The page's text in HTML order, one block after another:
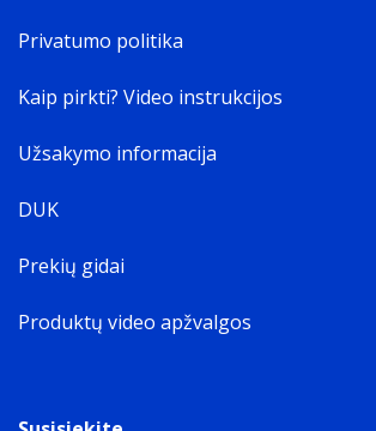
Privatumo politika
Kaip pirkti? Video instrukcijos
Užsakymo informacija
DUK
Prekių gidai
Produktų video apžvalgos